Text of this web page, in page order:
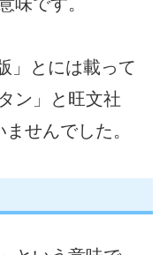
」とには載って
ン」と旺文社
せんでした。